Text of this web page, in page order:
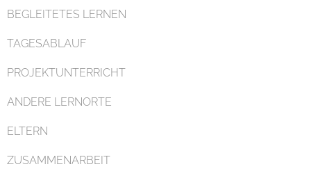
BEGLEITETES LERNEN
TAGESABLAUF
PROJEKTUNTERRICHT
ANDERE LERNORTE
ELTERN
ZUSAMMENARBEIT